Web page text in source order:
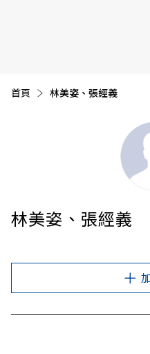
首頁 目前頁面：
林美姿、張經義
林美姿、張經義